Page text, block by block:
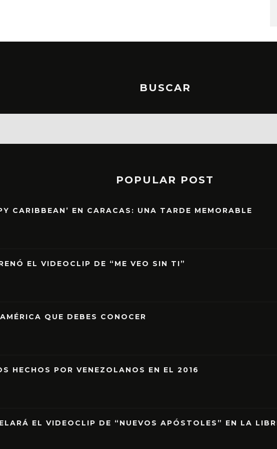
BUSCAR
POPULAR POST
CARIBBEAN’ EN CARACAS: UNA TARDE MEMORABLE
EL VIDEOCLIP DE “ME VEO SIN TI”
QUE DEBES CONOCER
HECHOS POR VENEZOLANOS EN EL 2016
EL VIDEOCLIP DE “NUEVOS APÓSTOLES” EN LA